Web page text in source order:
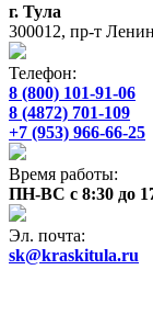
г. Тула
300012, пр-т
Телефон:
8 (800) 101-91-06
8 (4872) 701-109
+7 (953) 966-66-25
Время работы:
ПН-ВС с 8:30 до
Эл. почта:
sk@kraskitula.ru